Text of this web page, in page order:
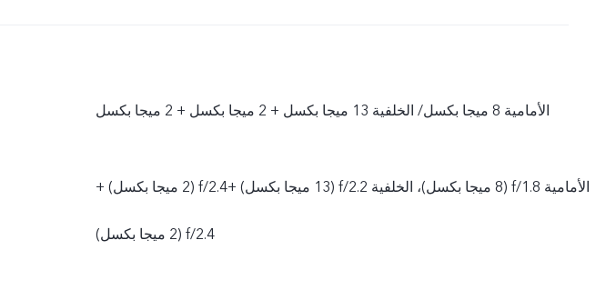
الأمامية 8 ميجا بكسل/ الخلفية 13 ميجا بكسل + 2 ميجا بكسل + 2 ميجا بكسل
‫الأمامية f/1.8 (8 ميجا بكسل)، الخلفية f/2.2 (13 ميجا بكسل) +f/2.4 (2 ميجا بكسل) +
f/2.4 (2 ميجا بكسل)